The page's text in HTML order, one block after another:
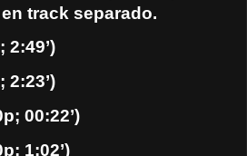
en track separado.
2:49’)
2:23’)
00:22’)
1:02’)